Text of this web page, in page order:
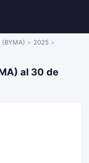
(BYMA)
2025
al 30 de